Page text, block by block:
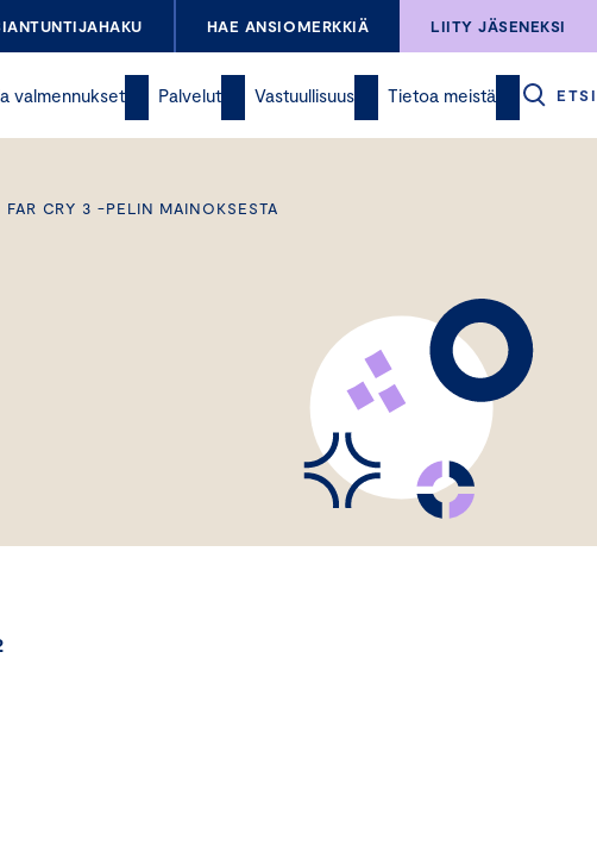
HAE ANSIOMERKKIÄ LIITY JÄSENEKSI
valmennukset Palvelut Vastuullisuus Tietoa meistä ETSI
CRY 3 -PELIN MAINOKSESTA